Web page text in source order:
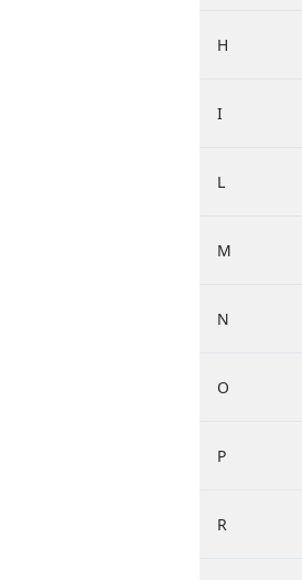
H
I
L
M
N
O
P
R